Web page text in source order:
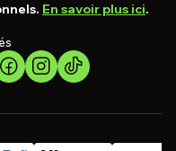
En savoir plus ici.